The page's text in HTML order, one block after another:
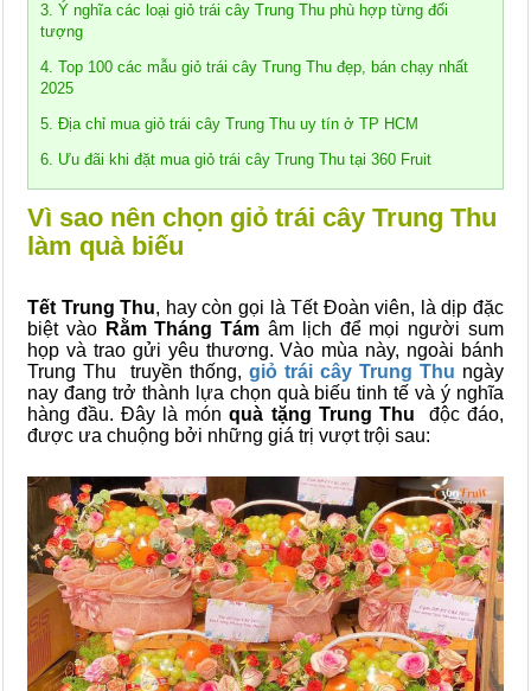
3. Ý nghĩa các loại giỏ trái cây Trung Thu phù hợp từng đối
tượng
4. Top 100 các mẫu giỏ trái cây Trung Thu đẹp, bán chạy nhất
2025
5. Địa chỉ mua giỏ trái cây Trung Thu uy tín ở TP HCM
6. Ưu đãi khi đặt mua giỏ trái cây Trung Thu tại 360 Fruit
Vì sao nên chọn giỏ trái cây Trung Thu
làm quà biếu
Tết Trung Thu, hay còn gọi là Tết Đoàn viên, là dịp đặc
biệt vào Rằm Tháng Tám âm lịch để mọi người sum
họp và trao gửi yêu thương. Vào mùa này, ngoài bánh
Trung Thu truyền thống, giỏ trái cây Trung Thu ngày
nay đang trở thành lựa chọn quà biếu tinh tế và ý nghĩa
hàng đầu. Đây là mónquà tặng Trung Thu
độc đáo,
được ưa chuộng bởi những giá trị vượt trội sau: